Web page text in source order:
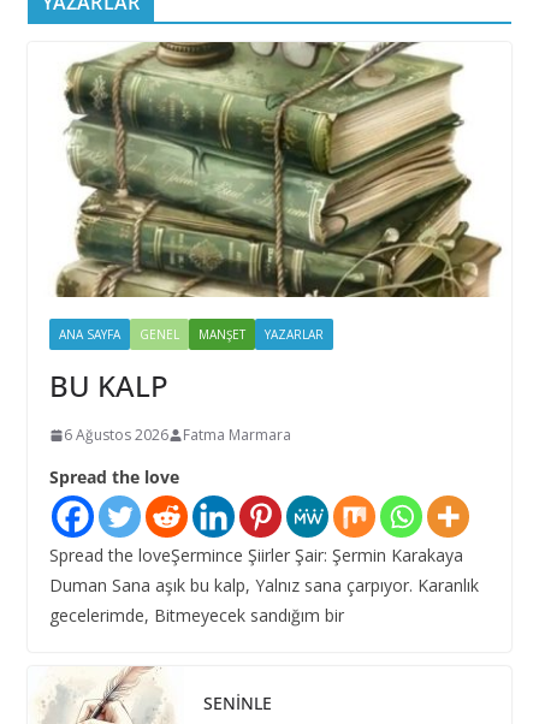
ANA SAYFA GENEL MANŞET YAZARLAR
BU KALP
6 Ağustos 2026 Fatma Marmara
Spread the love
Spread the loveŞermince Şiirler Şair: Şermin Karakaya
Duman Sana aşık bu kalp, Yalnız sana çarpıyor. Karanlık
gecelerimde, Bitmeyecek sandığım bir
SENİNLE